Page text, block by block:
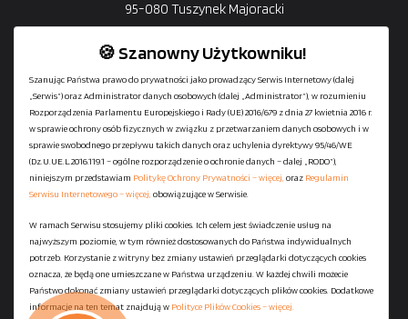
95-080 Tuszynek Majoracki
+48729-133-333
biuro@601144444.pl
Kontakt
Regulamin serwisu
Polityka Ochrony Prywatności
Polityka Plików Cookies
🍪 Szanowny Użytkowniku!
Szanując Państwa prawo do prywatności jako prowadzący Serwis Internetowy (dalej
„Serwis”) oraz Administrator danych osobowych (dalej „Administrator”), w rozumieniu
Rozporządzenia Parlamentu Europejskiego i Rady (UE) 2016/679 z dnia 27 kwietnia 2016 r.
w sprawie ochrony osób fizycznych w związku z przetwarzaniem danych osobowych i w
sprawie swobodnego przepływu takich danych oraz uchylenia dyrektywy 95/46/WE
(Dz.U.UE.L.2016.119.1 – ogólne rozporządzenie o ochronie danych – dalej „RODO”),
niniejszym przedstawiam Politykę Ochrony Prywatności – więcej, oraz Regulamin
Serwisu Internetowego – więcej, obowiązujące w Serwisie.
W ramach Serwisu stosujemy pliki cookies. Ich celem jest świadczenie usług na
najwyższym poziomie, w tym również dostosowanych do Państwa indywidualnych
potrzeb. Korzystanie z witryny bez zmiany ustawień przeglądarki dotyczących cookies
oznacza, że będą one umieszczane w Państwa urządzeniu. W każdej chwili możecie
Państwo dokonać zmiany ustawień przeglądarki dotyczących plików cookies. Dodatkowe
informacje na ten temat znajdują w Polityce Plików Cookies – więcej.